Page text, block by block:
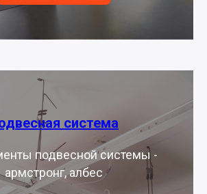
система
подвесной системы -
армстронг, албес